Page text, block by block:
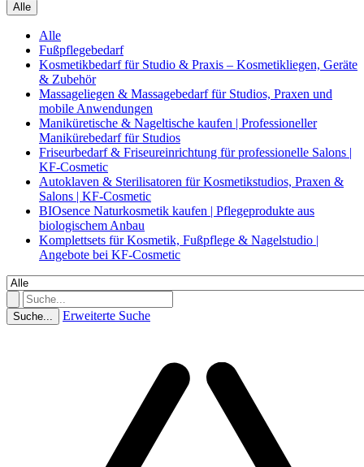
Alle
Alle
Fußpflegebedarf
Kosmetikbedarf für Studio & Praxis – Kosmetikliegen, Geräte
& Zubehör
Massageliegen & Massagebedarf für Studios, Praxen und
mobile Anwendungen
Maniküretische & Nageltische kaufen | Professioneller
Manikürebedarf für Studios
Friseurbedarf & Friseureinrichtung für professionelle Salons |
KF-Cosmetic
Autoklaven & Sterilisatoren für Kosmetikstudios, Praxen &
Salons | KF-Cosmetic
BIOsence Naturkosmetik kaufen | Pflegeprodukte aus
biologischem Anbau
Komplettsets für Kosmetik, Fußpflege & Nagelstudio |
Angebote bei KF-Cosmetic
Suche... Erweiterte Suche